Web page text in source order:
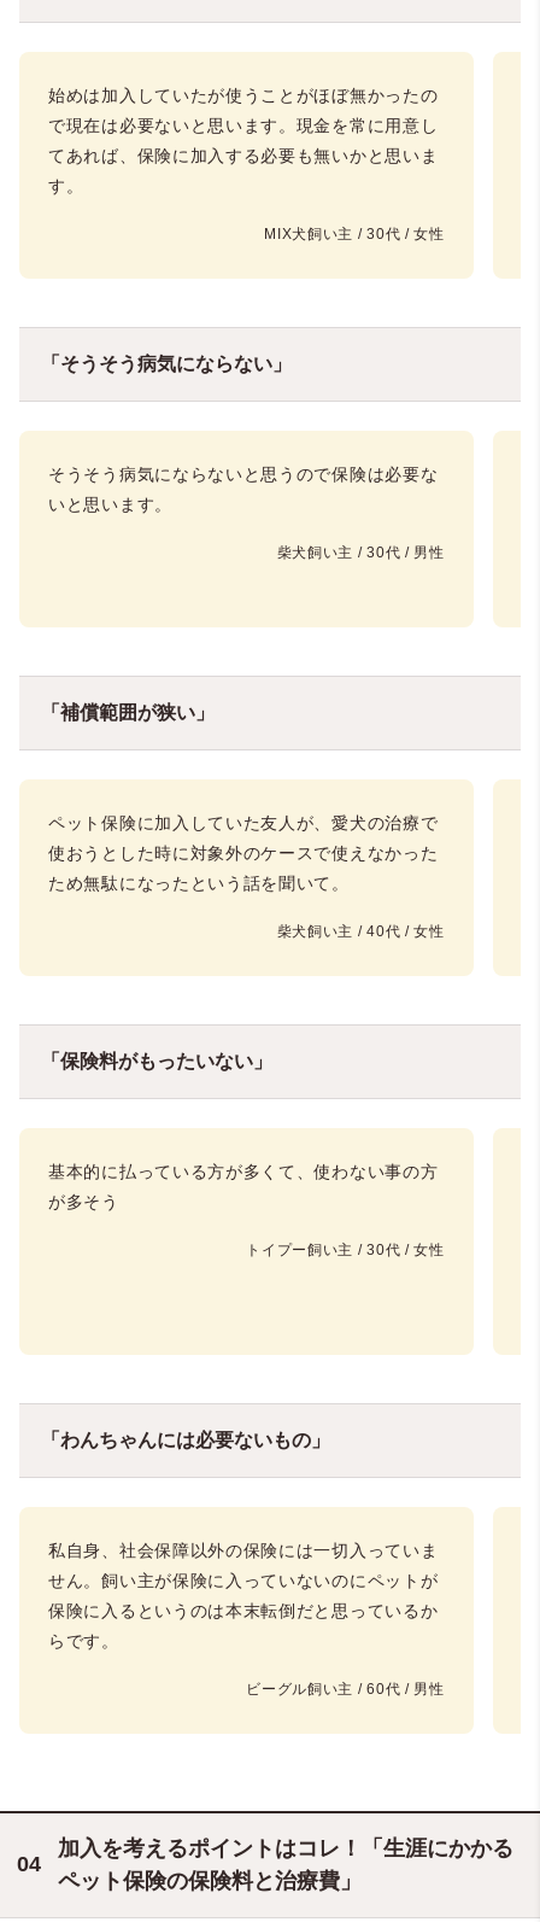
始めは加入していたが使うことがほぼ無かったの
で現在は必要ないと思います。現金を常に用意し
てあれば、保険に加入する必要も無いかと思いま
す。
MIX犬飼い主 / 30代 / 女性
「そうそう病気にならない」
そうそう病気にならないと思うので保険は必要な
いと思います。
柴犬飼い主 / 30代 / 男性
「補償範囲が狭い」
ペット保険に加入していた友人が、愛犬の治療で
使おうとした時に対象外のケースで使えなかった
ため無駄になったという話を聞いて。
柴犬飼い主 / 40代 / 女性
「保険料がもったいない」
基本的に払っている方が多くて、使わない事の方
が多そう
トイプー飼い主 / 30代 / 女性
「わんちゃんには必要ないもの」
私自身、社会保障以外の保険には一切入っていま
せん。飼い主が保険に入っていないのにペットが
保険に入るというのは本末転倒だと思っているか
らです。
ビーグル飼い主 / 60代 / 男性
加入を考えるポイントはコレ！「生涯にかかる
ペット保険の保険料と治療費」